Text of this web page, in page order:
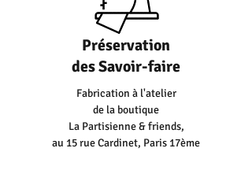
Préservation
des Savoir-faire
Fabrication à l'atelier
de la boutique
La Partisienne & friends,
au 15 rue Cardinet, Paris 17ème